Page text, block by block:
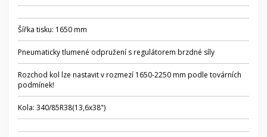
Šířka tisku: 1650 mm
Pneumaticky tlumené odpružení s regulátorem brzdné síly
Rozchod kol lze nastavit v rozmezí 1650-2250 mm podle továrních
podmínek!
Kola: 340/85R38(13,6x38")